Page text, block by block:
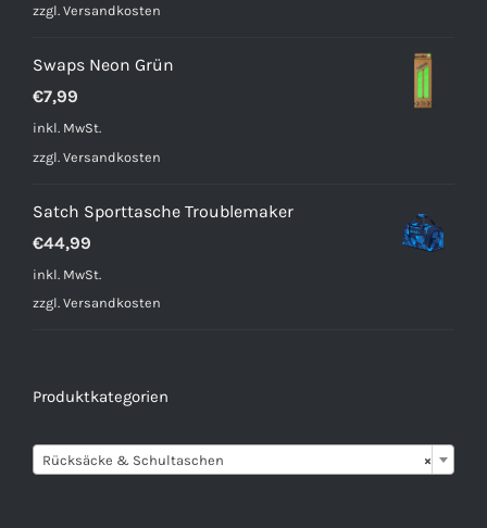
war:
ist:
zzgl. Versandkosten
Swaps Neon Grün
€7,99
inkl. MwSt.
zzgl. Versandkosten
Satch Sporttasche Troublemaker
€44,99
inkl. MwSt.
zzgl. Versandkosten
Produktkategorien
×
Rücksäcke & Schultaschen